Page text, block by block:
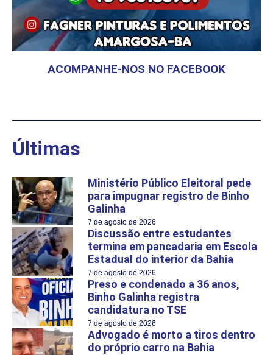
ACOMPANHE-NOS NO FACEBOOK
Últimas
Ministério Público Eleitoral pede
para impugnar registro de Binho
Galinha
7 de agosto de 2026
Discussão entre estudantes
termina em pancadaria em Escola
Estadual do interior da Bahia
7 de agosto de 2026
Preso e condenado a 36 anos,
Binho Galinha registra
candidatura no TSE
7 de agosto de 2026
Advogado é morto a tiros dentro
do próprio carro na Bahia